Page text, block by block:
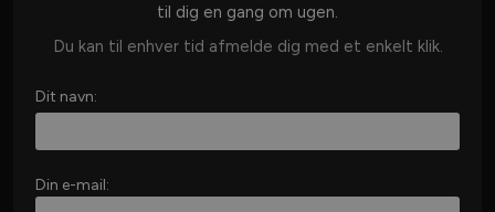
JAGTKØKKEN
til dig en gang om ugen.
Du kan til enhver tid afmelde dig med et enkelt klik.
Dit navn:
Din e-mail: